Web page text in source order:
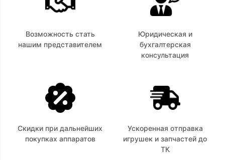
Возможность стать
нашим представителем
Юридическая и
бухгалтерская
консультация
Скидки при дальнейших
покупках аппаратов
Ускоренная отправка
игрушек и запчастей до
ТК